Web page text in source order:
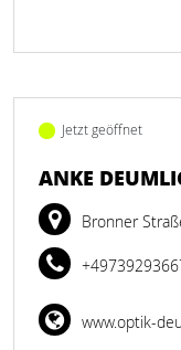
Jetzt geöffnet
ANKE
Bronner
www.optik-